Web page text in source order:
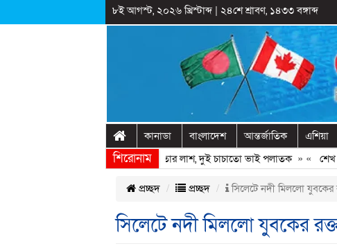
৮ই আগস্ট, ২০২৬ খ্রিস্টাব্দ| ২৪শে শ্রাবণ, ১৪৩৩ বঙ্গাব্দ
কানাডা বাংলাদেশ আন্তর্জাতিক এশিয়া
শিরোনাম
পাশের ডোবায় মিললো যুবদল নেতার লাশ, দুই চাচাতো ভাই পলাতক» «শেখ
প্রচ্ছদ প্রচ্ছদ সিলেটে নদী মিললো যুবকের
সিলেটে নদী মিললো যুবকের